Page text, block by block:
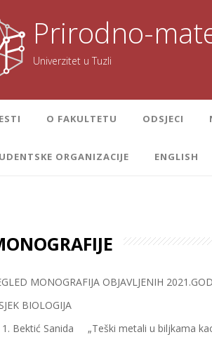
Prirodno-
Univerzitet u Tuzli
O FAKULTETU ODSJECI
ORGANIZACIJE ENGLISH
MONOGRAFIJA OBJAVLJENIH
BIOLOGIJA
Bektić Sanida „Teški metali u biljkama